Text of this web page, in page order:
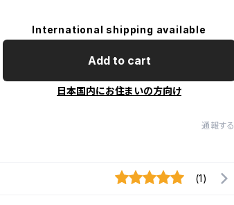
International shipping available
Add to cart
日本国内にお住まいの方向け
通報する
(1)